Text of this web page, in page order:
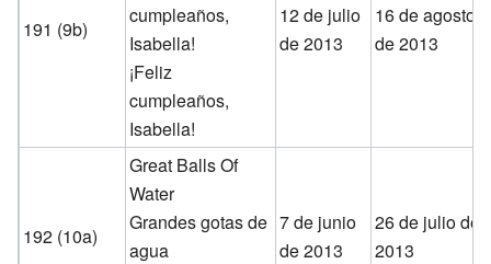
191 (9b)
cumpleaños,
Isabella!
¡Feliz
cumpleaños,
Isabella!
12 de julio
de 2013
16 de agosto
de 2013
192 (10a)
Great Balls Of
Water
Grandes gotas de
agua
7 de junio
de 2013
26 de julio de
2013